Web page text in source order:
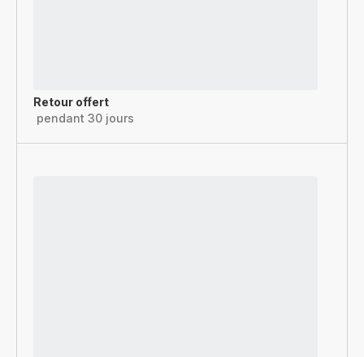
Retour offert
pendant 30 jours